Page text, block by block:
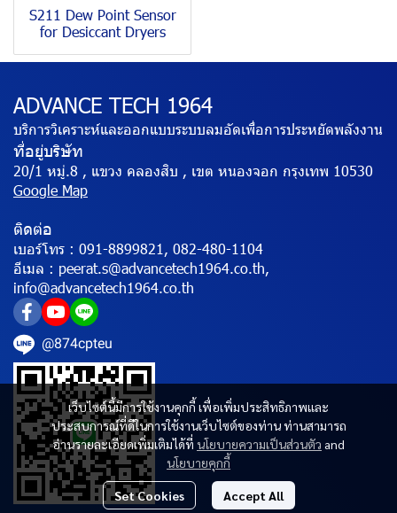
S211 Dew Point Sensor
for Desiccant Dryers
เว็บไซต์นี้มีการใช้งานคุกกี้ เพื่อเพิ่มประสิทธิภาพและ
ประสบการณ์ที่ดีในการใช้งานเว็บไซต์ของท่าน ท่านสามารถ
อ่านรายละเอียดเพิ่มเติมได้ที่ นโยบายความเป็นส่วนตัว and
นโยบายคุกกี้
Set Cookies Accept All
ADVANCE TECH 1964
บริการวิเคราะห์และออกแบบระบบลมอัดเพื่อการประหยัดพลังงาน
ที่อยู่บริษัท
20/1 หมู่.8 , แขวง คลองสิบ , เขต หนองจอก กรุงเทพ 10530
Google Map
ติดต่อ
เบอร์โทร : 091-8899821, 082-480-1104
อีเมล : peerat.s@advancetech1964.co.th,
info@advancetech1964.co.th
@874cpteu